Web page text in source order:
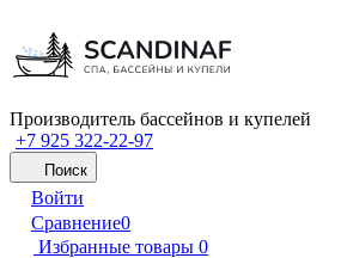
Производитель бассейнов и купелей
+7 925 322-22-97
Поиск
Войти
Сравнение0
Избранные товары 0